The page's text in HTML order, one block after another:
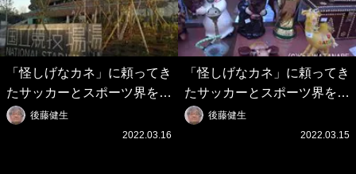
「怪しげなカネ」に頼ってき
たサッカーとスポーツ界を待
つ未来(4)スポーツを「持続
可能」にする「真の投資」の
後藤健生
2022.03.16
「怪しげなカネ」に頼ってき
たサッカーとスポーツ界を待
つ未来(3)「ロシアン・マネ
ー」に続く中東の「オイルマ
後藤健生
2022.03.15